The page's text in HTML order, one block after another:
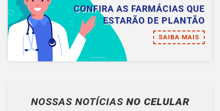
CONFIRA AS FARMÁCIAS QUE
ESTARÃO DE PLANTÃO
SAIBA MAIS
NOSSAS NOTÍCIAS NO CELULAR